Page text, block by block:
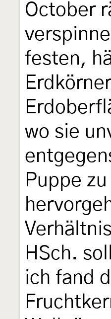
October
festen,
wo sie
Puppe
HSch.
ich fand